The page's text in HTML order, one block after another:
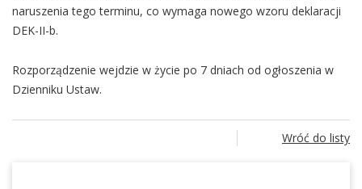
naruszenia tego terminu, co wymaga nowego wzoru deklaracji
DEK-II-b.
Rozporządzenie wejdzie w życie po 7 dniach od ogłoszenia w
Dzienniku Ustaw.
Wróć do listy